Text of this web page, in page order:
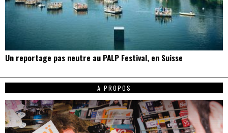
Un reportage pas neutre au PALP Festival, en Suisse
A PROPOS